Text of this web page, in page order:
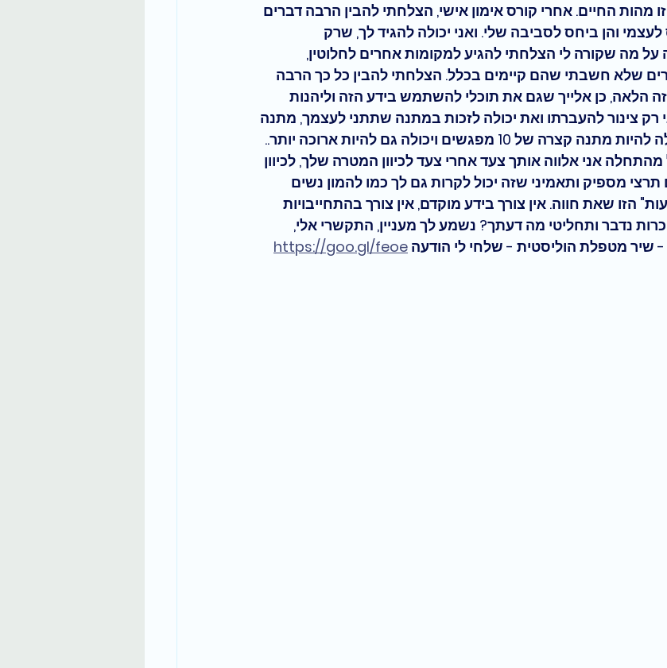
מהות החיים. אחרי קורס אימון אישי, הצלחתי להבין הרבה דברים
והן ביחס לסביבה שלי. ואני יכולה להגיד לך, שרק
מה שקורה לי הצלחתי להגיע למקומות אחרים לחלוטין,
שלא חשבתי שהם קיימים בכלל. הצלחתי להבין כל כך הרבה
הלאה, כן אלייך שגם את תוכלי להשתמש בידע הזה וליהנות
רק צינור להעברתו ואת יכולה לזכות במתנה שתתני לעצמך, מתנה
. זו יכולה להיות מתנה קצרה של 10 מפגשים ויכולה גם להיות ארוכה יותר..
אני אלווה אותך צעד אחרי צעד לכיוון המטרה שלך, לכיוון
מספיק ותאמיני שזה יכול לקרות גם לך כמו להמון נשים
הזו שאת חווה. אין צורך בידע מוקדם, אין צורך בהתחייבויות
נדבר ותחליטי מה דעתך? נשמע לך מעניין, התקשרי אלי,
שיר מטפלת הוליסטית - שלחי לי הודעה https://goo.gl/feoe